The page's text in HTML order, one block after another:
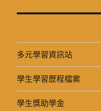
章:
多元學習資訊站
學生學習歷程檔案
學生獎助學金